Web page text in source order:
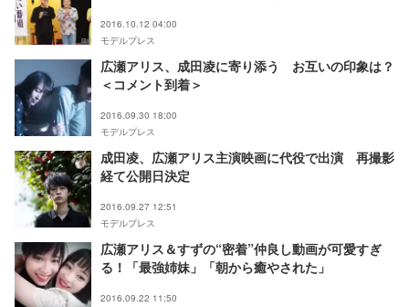
2016.10.12 04:00
モデルプレス
広瀬アリス、成田凌に寄り添う お互いの印象は？
＜コメント到着＞
2016.09.30 18:00
モデルプレス
成田凌、広瀬アリス主演映画に代役で出演 再撮影
経て公開日決定
2016.09.27 12:51
モデルプレス
広瀬アリス＆すずの“密着”仲良し動画が可愛すぎ
る！「最強姉妹」「朝から癒やされた」
2016.09.22 11:50